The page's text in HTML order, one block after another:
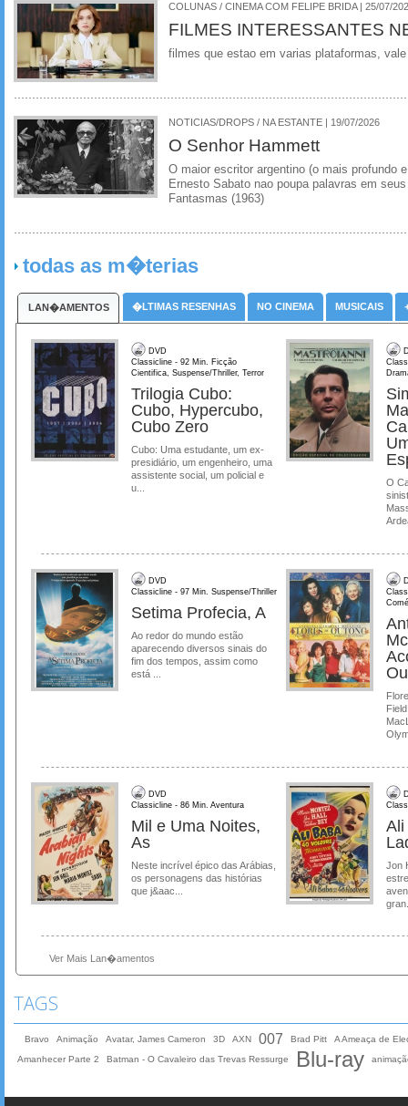
COLUNAS / CINEMA COM FELIPE BRIDA | 25/07/
FILMES INTERESSANTES
filmes que estao em varias plataformas,
NOTICIAS/DROPS / NA ESTANTE | 19/07/2026
O Senhor Hammett
O maior escritor argentino (o mais profundo
Ernesto Sabato nao poupa palavras em
Fantasmas (1963)
todas as m�terias
LAN�AMENTOS �LTIMAS RESENHAS NO CINEMA MUSICAIS
DVD
Classicline - 92 Min. Ficção
Cientifica, Suspense/Thriller, Terror
Trilogia Cubo:
Cubo, Hypercubo,
Cubo Zero
Cubo: Uma estudante, um ex-
presidiário, um engenheiro, uma
assistente social, um policial e
u...
O
DVD
Classicline - 97 Min. Suspense/Thriller
Setima Profecia, A
Ao redor do mundo estão
aparecendo diversos sinais do
fim dos tempos, assim como
está ...
DVD
Classicline - 86 Min. Aventura
Mil e Uma Noites,
As
Neste incrível épico das Arábias,
os personagens das histórias
que j&aac...
Ali
Jon
Ver Mais Lan�amentos
TAGS
Bravo Animação Avatar, James Cameron 3D AXN 007 Brad Pitt
A Ameaça de
Amanhecer Parte 2
Batman - O Cavaleiro das Trevas Ressurge Blu-ray